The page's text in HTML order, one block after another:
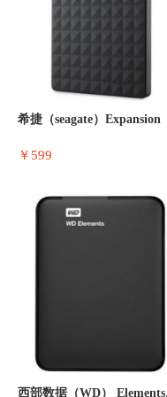
希捷（seagate）Expansion
￥599
西